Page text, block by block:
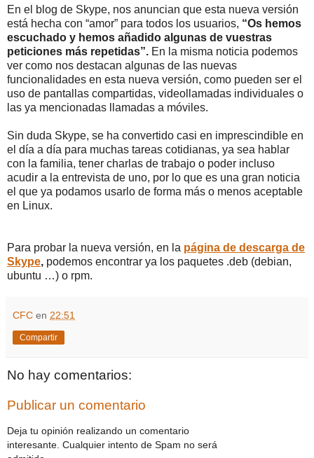
En el blog de Skype, nos anuncian que esta nueva versión
está hecha con “amor” para todos los usuarios, “Os hemos
escuchado y hemos añadido algunas de vuestras
peticiones más repetidas”. En la misma noticia podemos
ver como nos destacan algunas de las nuevas
funcionalidades en esta nueva versión, como pueden ser el
uso de pantallas compartidas, videollamadas individuales o
las ya mencionadas llamadas a móviles.
Sin duda Skype, se ha convertido casi en imprescindible en
el día a día para muchas tareas cotidianas, ya sea hablar
con la familia, tener charlas de trabajo o poder incluso
acudir a la entrevista de uno, por lo que es una gran noticia
el que ya podamos usarlo de forma más o menos aceptable
en Linux.
Para probar la nueva versión, en la página de descarga de
Skype, podemos encontrar ya los paquetes .deb (debian,
ubuntu …) o rpm.
CFC en 22:51
Compartir
No hay comentarios:
Publicar un comentario
Deja tu opinión realizando un comentario
interesante. Cualquier intento de Spam no será